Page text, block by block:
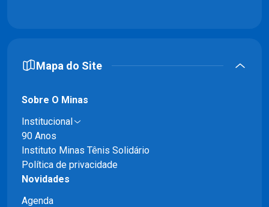
Mapa do Site
Sobre O Minas
Institucional
90 Anos
Instituto Minas Tênis Solidário
Política de privacidade
Novidades
Agenda